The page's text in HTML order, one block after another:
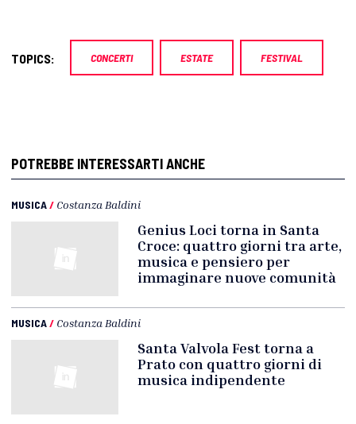
TOPICS: CONCERTI ESTATE FESTIVAL
POTREBBE INTERESSARTI ANCHE
MUSICA/ Costanza Baldini
Genius Loci torna in Santa
Croce: quattro giorni tra arte,
musica e pensiero per
immaginare nuove comunità
MUSICA/ Costanza Baldini
Santa Valvola Fest torna a
Prato con quattro giorni di
musica indipendente